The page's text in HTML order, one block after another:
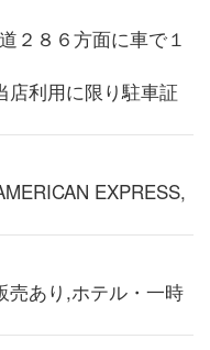
２８６方面に車で１
店利用に限り駐車証
EXPRESS,
売あり,ホテル・一時